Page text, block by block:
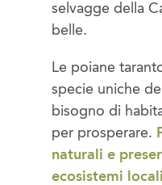
selvagge della
belle.
Le poiane
specie uniche
bisogno di
per prosperare.
naturali e
ecosistemi locali